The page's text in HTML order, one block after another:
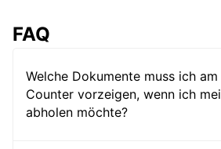
FAQ
Welche Dokumente muss ich
Counter vorzeigen, wenn ich
abholen möchte?